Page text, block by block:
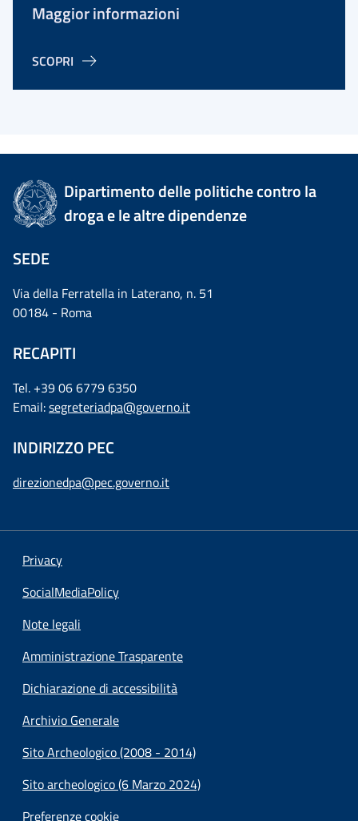
Maggior informazioni
SCOPRI
Dipartimento delle politiche contro la
droga e le altre dipendenze
SEDE
Via della Ferratella in Laterano, n. 51
00184 - Roma
RECAPITI
Tel. +39 06 6779 6350
Email:segreteriadpa@governo.it
INDIRIZZO PEC
direzionedpa@pec.governo.it
Privacy
SocialMediaPolicy
Note legali
Amministrazione Trasparente
Dichiarazione di accessibilità
Archivio Generale
Sito Archeologico (2008 - 2014)
Sito archeologico (6 Marzo 2024)
Preferenze cookie